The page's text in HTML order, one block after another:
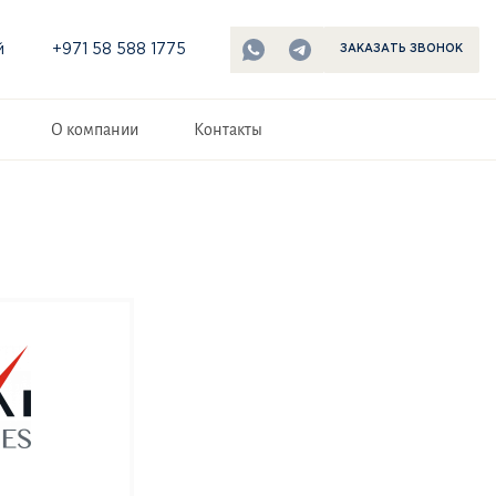
+971 58 588 1775 ЗАКАЗАТЬ ЗВОНОК
О компании Контакты